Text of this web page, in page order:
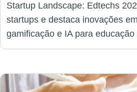
Startup Landscape: Edtechs
startups e destaca inovações
gamificação e IA para educação